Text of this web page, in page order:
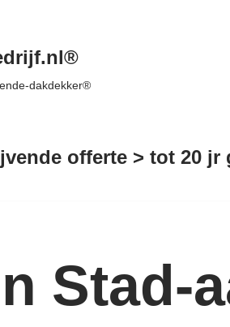
dakdekker®
offerte > tot 20 jr
Stad-